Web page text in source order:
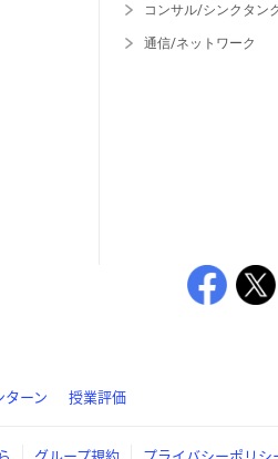
コンサル/シンクタン
通信/ネットワーク
ターン 授業評価